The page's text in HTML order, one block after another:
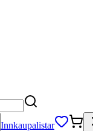
Innkaupalistar